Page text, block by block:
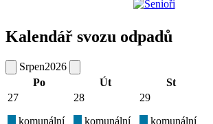
Kalendář svozu odpadů
Srpen2026
Po
Út St
27
komunální
28
komunální
29
komunální